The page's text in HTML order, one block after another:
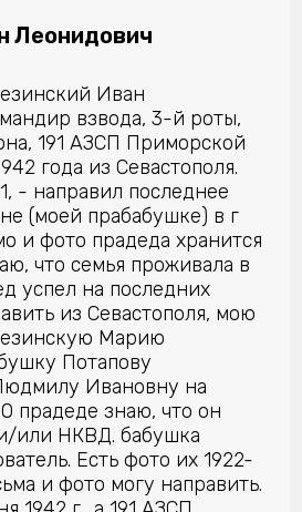
Леонидович
Иван
взвода, 3-й роты,
191 АЗСП Приморской
года из Севастополя.
- направил последнее
(моей прабабушке) в г
и фото прадеда хранится
что семья проживала в
успел на последних
из Севастополя, мою
Марию
Потапову
Ивановну на
прадеде знаю, что он
или НКВД. бабушка
Есть фото их 1922-
и фото могу направить.